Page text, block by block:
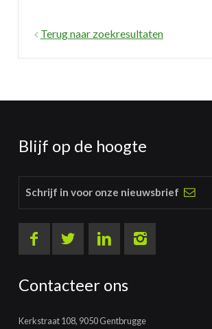
Terug naar zoekresultaten
Blijf op de hoogte
Schrijf in voor onze nieuwsbrief
Contacteer ons
Kerkstraat 108, 9050 Gentbrugge